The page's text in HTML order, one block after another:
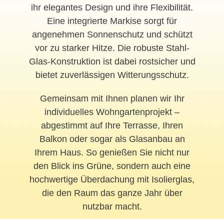
ihr elegantes Design und ihre Flexibilität.
Eine integrierte Markise sorgt für
angenehmen Sonnenschutz und schützt
vor zu starker Hitze. Die robuste Stahl-
Glas-Konstruktion ist dabei rostsicher und
bietet zuverlässigen Witterungsschutz.
Gemeinsam mit Ihnen planen wir Ihr
individuelles Wohngartenprojekt –
abgestimmt auf Ihre Terrasse, Ihren
Balkon oder sogar als Glasanbau an
Ihrem Haus. So genießen Sie nicht nur
den Blick ins Grüne, sondern auch eine
hochwertige Überdachung mit Isolierglas,
die den Raum das ganze Jahr über
nutzbar macht.